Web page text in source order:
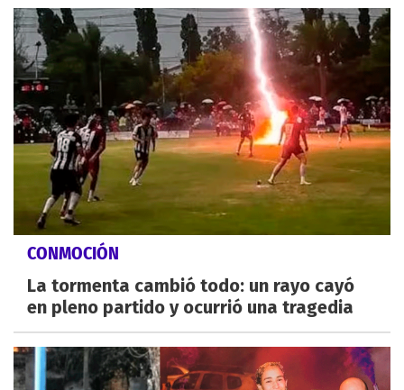
CONMOCIÓN
La tormenta cambió todo: un rayo cayó
en pleno partido y ocurrió una tragedia